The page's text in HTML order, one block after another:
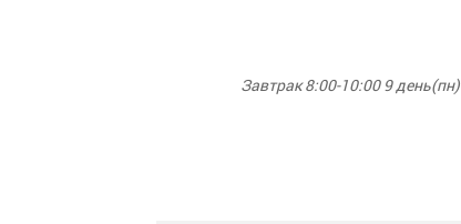
Завтрак 8:00-10:00 9 день(пн)